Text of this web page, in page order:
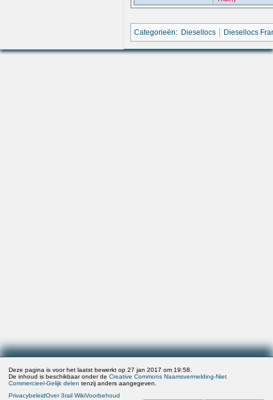
Categorieën: Diesellocs Diesellocs
Deze pagina is voor het laatst bewerkt op 27 jan 2017 om 19:58.
De inhoud is beschikbaar onder deCreative Commons Naamsvermelding-Niet
Commercieel-Gelijk delen tenzij anders aangegeven.
PrivacybeleidOver 3rail WikiVoorbehoud